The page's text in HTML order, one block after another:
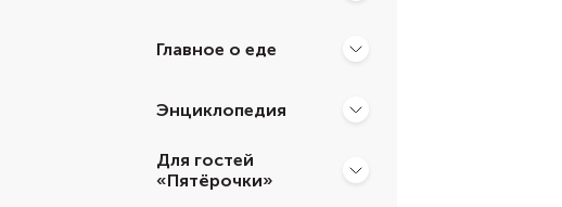
Главное о еде
Энциклопедия
Для гостей
«Пятёрочки»